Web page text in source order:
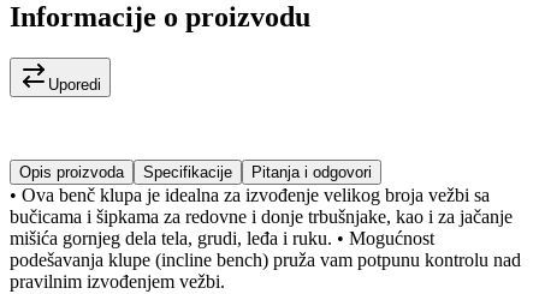
Informacije o proizvodu
Uporedi
Opis proizvoda Specifikacije Pitanja i odgovori
• Ova benč klupa je idealna za izvođenje velikog broja vežbi sa
bučicama i šipkama za redovne i donje trbušnjake, kao i za jačanje
mišića gornjeg dela tela, grudi, leđa i ruku. • Mogućnost
podešavanja klupe (incline bench) pruža vam potpunu kontrolu nad
pravilnim izvođenjem vežbi.